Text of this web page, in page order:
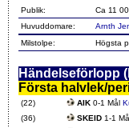
Publik:
Ca 11
Huvuddomare:
Arnth
Milstolpe:
Högsta
Händelseförlopp
Första halvlek/
(22) AIK 0-1 Mål
(36)
SKEID 1-1